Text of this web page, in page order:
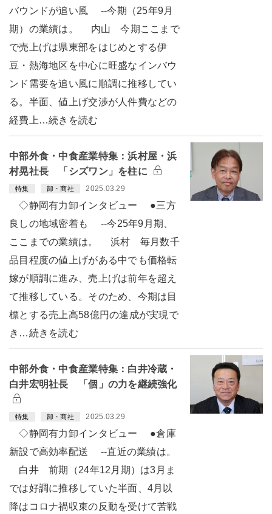
バウンドが追い風 --今期（25年9月
期）の業績は。 内山 今期ここまで
で売上げは県東部をはじめとする伊
豆・熱海地区を中心に旺盛なインバウ
ンド需要を追い風に順調に推移してい
る。半面、値上げ交渉が人件費などの
経費上…続きを読む
中部外食・中食産業特集：浜村屋・浜
村晃社長 「シズワン」を柱に
特集 卸・商社 2025.03.29
◇静岡有力卸インタビュー ●三方
良しの地域密着も --今25年9月期、
ここまでの業績は。 浜村 毎月数千
品目程度の値上げがある中でも価格転
嫁が順調に進み、売上げは前年を超え
て推移している。そのため、今期は目
標とする売上高58億円の達成が実現で
き…続きを読む
中部外食・中食産業特集：白井冷蔵・
白井宏明社長 「個」の力を継続強化
特集 卸・商社 2025.03.29
◇静岡有力卸インタビュー ●倉庫
新設で高効率配送 --直近の業績は。
白井 前期（24年12月期）は3月ま
では好調に推移していた半面、4月以
降はコロナ禍収束の反動を受けて苦戦